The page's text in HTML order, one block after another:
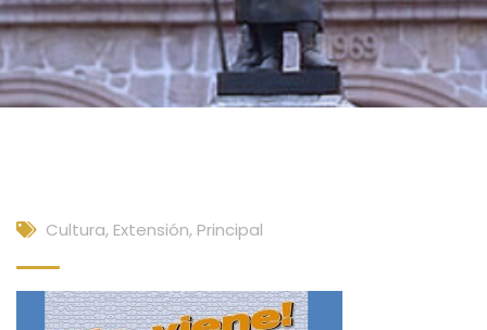
Cultura, Extensión, Principal